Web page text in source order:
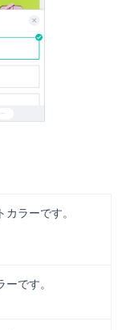
ラーです。
です。